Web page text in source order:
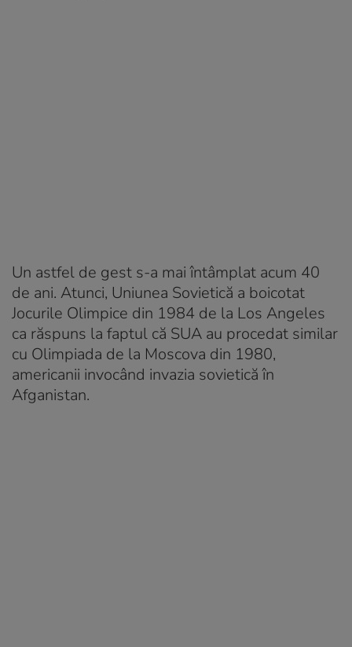
Un astfel de gest s-a mai întâmplat acum 40
de ani. Atunci, Uniunea Sovietică a boicotat
Jocurile Olimpice din 1984 de la Los Angeles
ca răspuns la faptul că SUA au procedat similar
cu Olimpiada de la Moscova din 1980,
americanii invocând invazia sovietică în
Afganistan.